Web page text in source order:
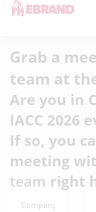
Grab a
team at
Are you in
IACC 2026
If so, you
meeting
team right